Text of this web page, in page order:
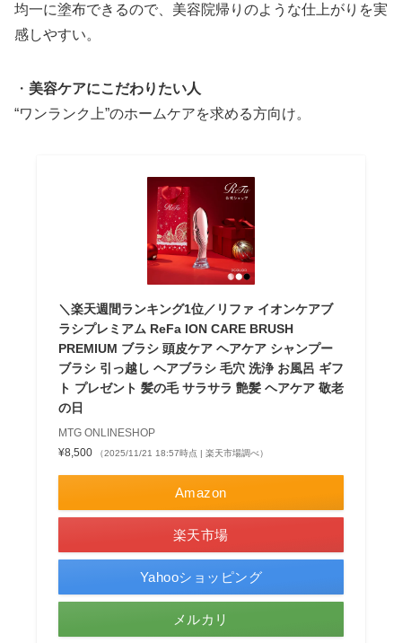
均一に塗布できるので、美容院帰りのような仕上がりを実
感しやすい。
・ 美容ケアにこだわりたい人
“ワンランク上”のホームケアを求める方向け。
＼楽天週間ランキング1位／リファ イオンケアブ
ラシプレミアム ReFa ION CARE BRUSH
PREMIUM ブラシ 頭皮ケア ヘアケア シャンプー
ブラシ 引っ越し ヘアブラシ 毛穴 洗浄 お風呂 ギフ
ト プレゼント 髪の毛 サラサラ 艶髪 ヘアケア 敬老
の日
MTG ONLINESHOP
¥8,500
（2025/11/21 18:57時点 | 楽天市場調べ）
Amazon
楽天市場
Yahooショッピング
メルカリ